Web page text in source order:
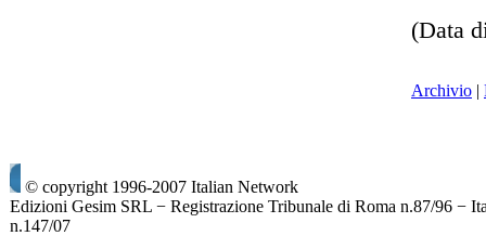
(Data
Archivio |
© copyright 1996-2007 Italian Network
Edizioni Gesim SRL − Registrazione Tribunale di Roma n.87/96 −
n.147/07